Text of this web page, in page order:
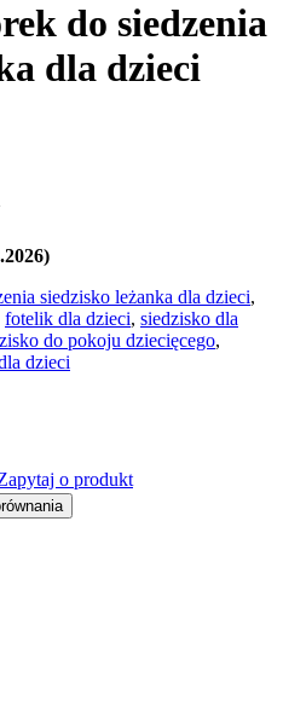
do siedzenia
dla dzieci
siedzisko leżanka dla dzieci,
fotelik dla dzieci, siedzisko dla
do pokoju dziecięcego,
dzieci
o produkt